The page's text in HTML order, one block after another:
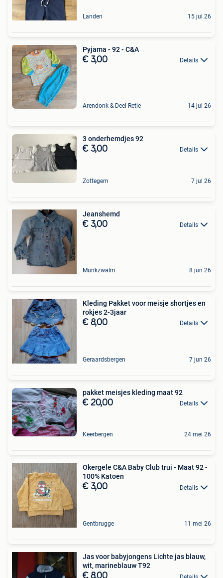
Landen 15 jul 26
Pyjama - 92 - C&A
€ 3,00 Details
Arendonk & Deel Retie 14 jul 26
3 onderhemdjes 92
€ 3,00 Details
Zottegem 7 jul 26
Jeanshemd
€ 3,00 Details
Munkzwalm 8 jun 26
Kleding Pakket voor meisje shortjes en
rokjes 2-3jaar
€ 8,00 Details
Geraardsbergen 7 jun 26
pakket meisjes kleding maat 92
€ 20,00 Details
Keerbergen 24 mei 26
Okergele C&A Baby Club trui - Maat 92 -
100% Katoen
€ 3,00 Details
Gentbrugge 11 mei 26
Jas voor babyjongens Lichte jas blauw,
wit, marineblauw T92